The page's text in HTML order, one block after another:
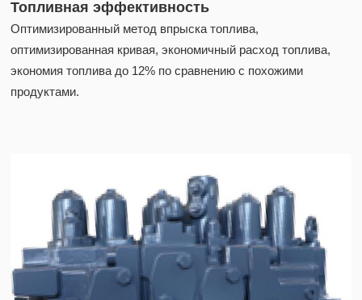
Топливная эффективность
Оптимизированный метод впрыска топлива,
оптимизированная кривая, экономичный расход топлива,
экономия топлива до 12% по сравнению с похожими
продуктами.